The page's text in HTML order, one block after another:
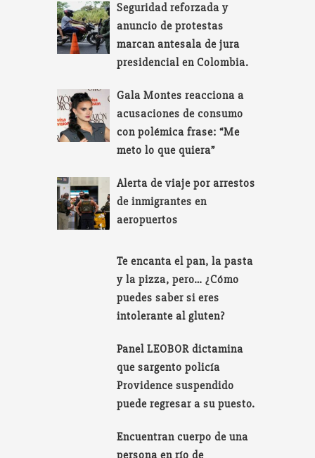
Seguridad reforzada y
anuncio de protestas
marcan antesala de jura
presidencial en Colombia.
Gala Montes reacciona a
acusaciones de consumo
con polémica frase: “Me
meto lo que quiera”
Alerta de viaje por arrestos
de inmigrantes en
aeropuertos
Te encanta el pan, la pasta
y la pizza, pero… ¿Cómo
puedes saber si eres
intolerante al gluten?
Panel LEOBOR dictamina
que sargento policía
Providence suspendido
puede regresar a su puesto.
Encuentran cuerpo de una
persona en río de